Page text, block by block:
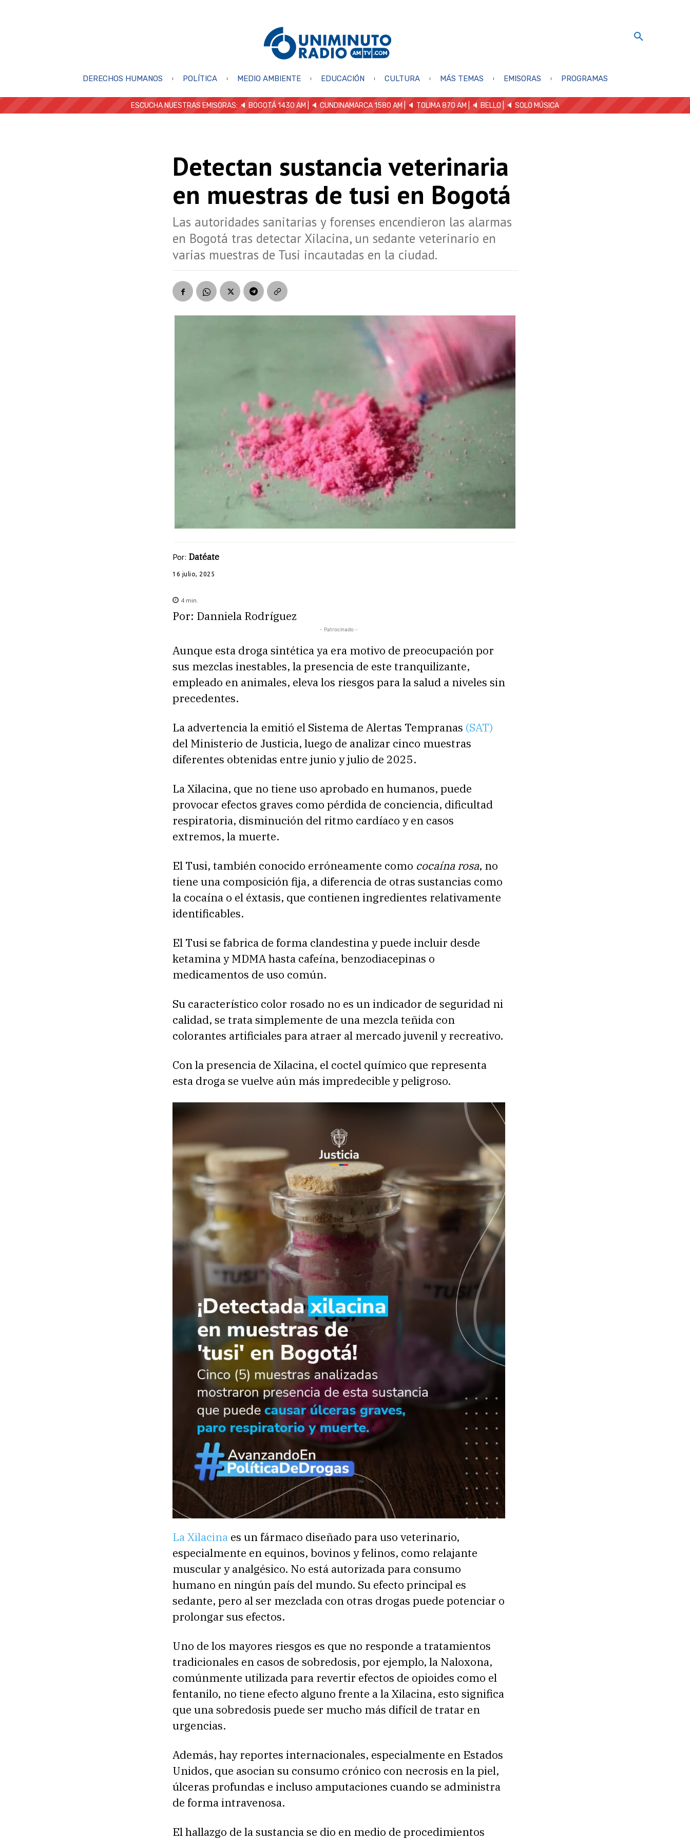
DERECHOS HUMANOS POLÍTICA MEDIO AMBIENTE EDUCACIÓN CULTURA MÁS TEMAS EMISORAS PROGRAMAS
ESCUCHA NUESTRAS EMISORAS: 🔈 BOGOTÁ 1430 AM | 🔈 CUNDINAMARCA 1580 AM | 🔈 TOLIMA 870 AM | 🔈 BELLO 🔈 SOLO MÚSICA
Detectan sustancia veterinaria
en muestras de tusi en Bogotá
Las autoridades sanitarias y forenses encendieron las alarmas
en Bogotá tras detectar Xilacina, un sedante veterinario en
varias muestras de Tusi incautadas en la ciudad.
Por: Datéate
16 julio, 2025
4 min.
Por: Danniela Rodríguez
- Patrocinado -
Aunque esta droga sintética ya era motivo de preocupación por
sus mezclas inestables, la presencia de este tranquilizante,
empleado en animales, eleva los riesgos para la salud a niveles sin
precedentes.
La advertencia la emitió el Sistema de Alertas Tempranas (SAT)
del Ministerio de Justicia, luego de analizar cinco muestras
diferentes obtenidas entre junio y julio de 2025.
La Xilacina, que no tiene uso aprobado en humanos, puede
provocar efectos graves como pérdida de conciencia, dificultad
respiratoria, disminución del ritmo cardíaco y en casos
extremos, la muerte.
El Tusi, también conocido erróneamente como cocaína rosa, no
tiene una composición fija, a diferencia de otras sustancias como
la cocaína o el éxtasis, que contienen ingredientes relativamente
identificables.
El Tusi se fabrica de forma clandestina y puede incluir desde
ketamina y MDMA hasta cafeína, benzodiacepinas o
medicamentos de uso común.
Su característico color rosado no es un indicador de seguridad ni
calidad, se trata simplemente de una mezcla teñida con
colorantes artificiales para atraer al mercado juvenil y recreativo.
Con la presencia de Xilacina, el coctel químico que representa
esta droga se vuelve aún más impredecible y peligroso.
La Xilacina es un fármaco diseñado para uso veterinario,
especialmente en equinos, bovinos y felinos, como relajante
muscular y analgésico. No está autorizada para consumo
humano en ningún país del mundo. Su efecto principal es
sedante, pero al ser mezclada con otras drogas puede potenciar o
prolongar sus efectos.
Uno de los mayores riesgos es que no responde a tratamientos
tradicionales en casos de sobredosis, por ejemplo, la Naloxona,
comúnmente utilizada para revertir efectos de opioides como el
fentanilo, no tiene efecto alguno frente a la Xilacina, esto significa
que una sobredosis puede ser mucho más difícil de tratar en
urgencias.
Además, hay reportes internacionales, especialmente en Estados
Unidos, que asocian su consumo crónico con necrosis en la piel,
úlceras profundas e incluso amputaciones cuando se administra
de forma intravenosa.
El hallazgo de la sustancia se dio en medio de procedimientos